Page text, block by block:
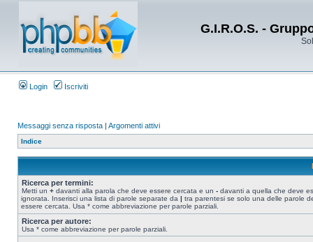
G.I.R.O.S. -
Login Iscriviti
Messaggi senza risposta | Argomenti attivi
Indice
Ricerca per termini:
Metti un + davanti alla parola che deve essere cercata e un - davanti a quella che deve
ignorata. Inserisci una lista di parole separate da | tra parentesi se solo una delle parole
essere cercata. Usa * come abbreviazione per parole parziali.
Ricerca per autore:
Usa * come abbreviazione per parole parziali.